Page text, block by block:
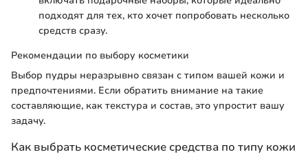
подходят для тех, кто хочет попробовать несколько
средств сразу.
Рекомендации по выбору косметики
Выбор пудры неразрывно связан с типом вашей кожи и
предпочтениями. Если обратить внимание на такие
составляющие, как текстура и состав, это упростит вашу
задачу.
Как выбрать косметические средства по типу кожи